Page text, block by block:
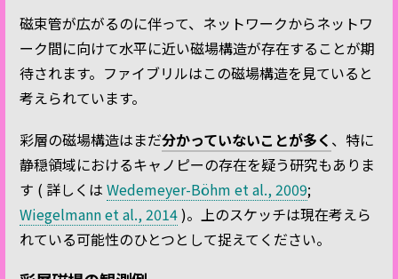
磁束管が広がるのに伴って、ネットワークからネットワ
ーク間に向けて水平に近い磁場構造が存在することが期
待されます。ファイブリルはこの磁場構造を見ていると
考えられています。
彩層の磁場構造はまだ分かっていないことが多く 、特に
静穏領域におけるキャノピーの存在を疑う研究もありま
す ( 詳しくは Wedemeyer-Böhm et al., 2009;
Wiegelmann et al., 2014)。上のスケッチは現在考えら
れている可能性のひとつとして捉えてください。